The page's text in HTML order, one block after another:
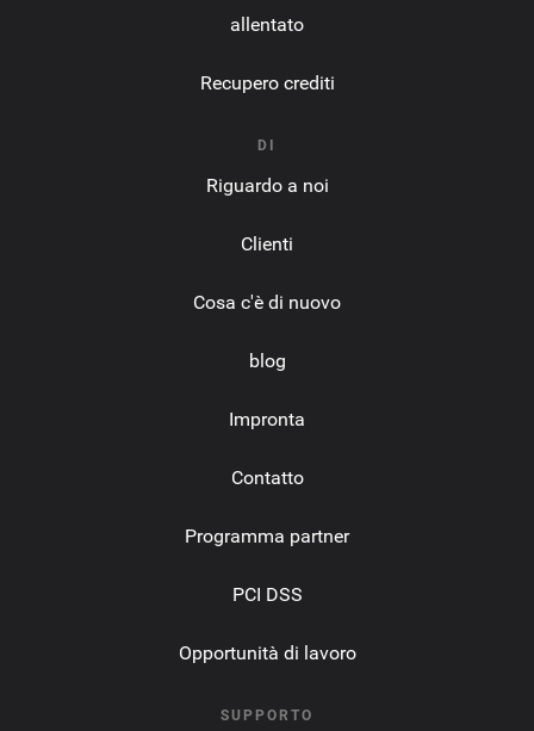
allentato
Recupero crediti
DI
Riguardo a noi
Clienti
Cosa c'è di nuovo
blog
Impronta
Contatto
Programma partner
PCI DSS
Opportunità di lavoro
SUPPORTO